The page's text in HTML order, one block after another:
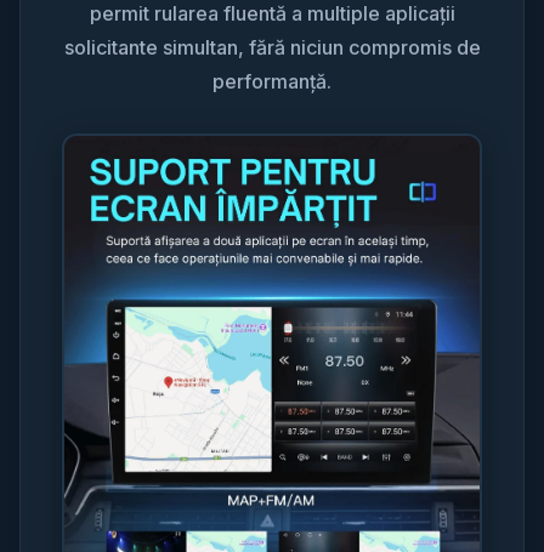
permit rularea fluentă a multiple aplicații
solicitante simultan, fără niciun compromis de
performanță.